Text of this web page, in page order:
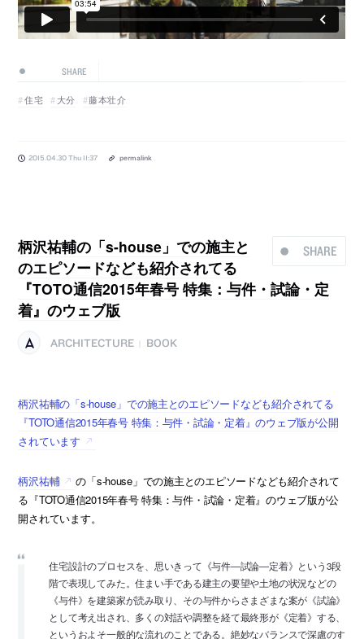
SHARE
住宅 大分 藤本壮介
2015.04.30 Thu 11:37 permalink
SHARE
柄沢祐輔の「s-house」での施主と
のエピソードなども紹介されてる
『TOTO通信2015年春号 特集：与件・試論・定
着』のウェブ版
ARCHITECTURE BOOK
柄沢祐輔の「s-house」での施主とのエピソードなども紹介されてる
『TOTO通信2015年春号 特集：与件・試論・定着』のウェブ版が公開
されています
柄沢祐輔
の「s-house」での施主とのエピソードなども紹介されて
る『TOTO通信2015年春号 特集：与件・試論・定着』のウェブ版が公
開されています。
住宅設計のプロセスを、思いきって《与件―試論―定着》という3段
階で表現してみた。住まい手である建主の要望や土地の状況などの
《与件》を建築家が読み取り、その与件からさまざまな案が《試論》
として考え出され、多くの対話や調整を経て最終形が《定着》する、
というおよそ一般的な流れのことである。絶妙なバランスで深慮のす